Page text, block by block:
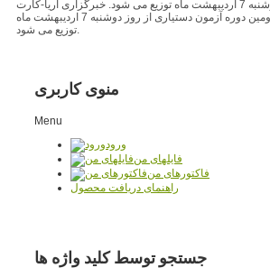
آزمون دستیاری از روز دوشنبه 7 اردیبهشت ماه توزیع می شود. خبرگزاری آریا-کارت
ورود به جلسه چهل و دومین دوره آزمون دستیاری از روز دوشنبه 7 اردیبهشت ماه
توزیع می شود.
منوی کاربری
Menu
ورود
فایلهای من
فاکتورهای من
راهنمای دریافت محصول
جستجو توسط کلید واژه ها